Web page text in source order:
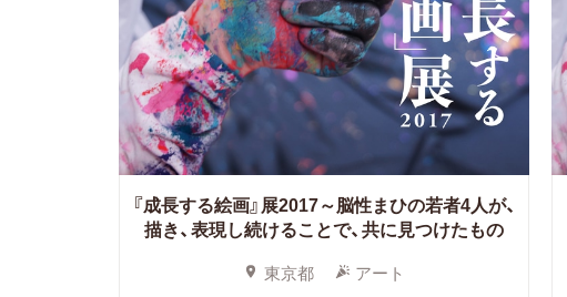
『成長する絵画』展2017～脳性まひの若者4人が、
描き、表現し続けることで、共に見つけたもの
東京都 アート